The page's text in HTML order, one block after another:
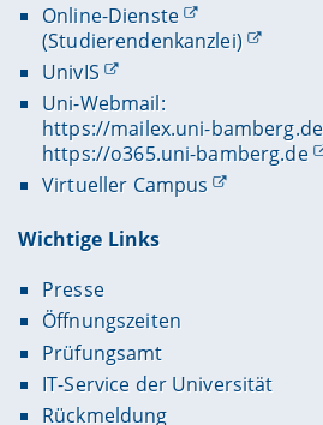
Online-Dienste
(Studierendenkanzlei)
UnivIS
Uni-Webmail:
https://mailex.uni-bamberg.de
https://o365.uni-bamberg.de
Virtueller Campus
Wichtige Links
Presse
Öffnungszeiten
Prüfungsamt
IT-Service der Universität
Rückmeldung